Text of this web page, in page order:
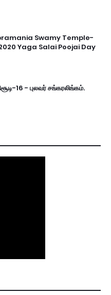
Swamy Temple-
Yaga Salai Poojai Day
16 - புலவர் சங்கரலிங்கம்.